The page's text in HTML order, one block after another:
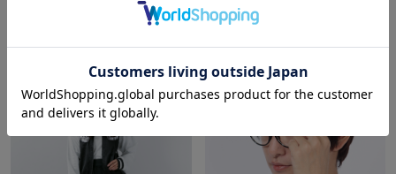
コーディネートを見る